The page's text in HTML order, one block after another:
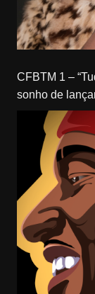
CFBTM 1 – “Tudo Aconteceu”: MC Du Black realiza
sonho de